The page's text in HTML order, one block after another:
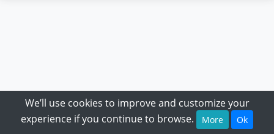
We’ll use cookies to improve and customize your
experience if you continue to browse.
More Ok